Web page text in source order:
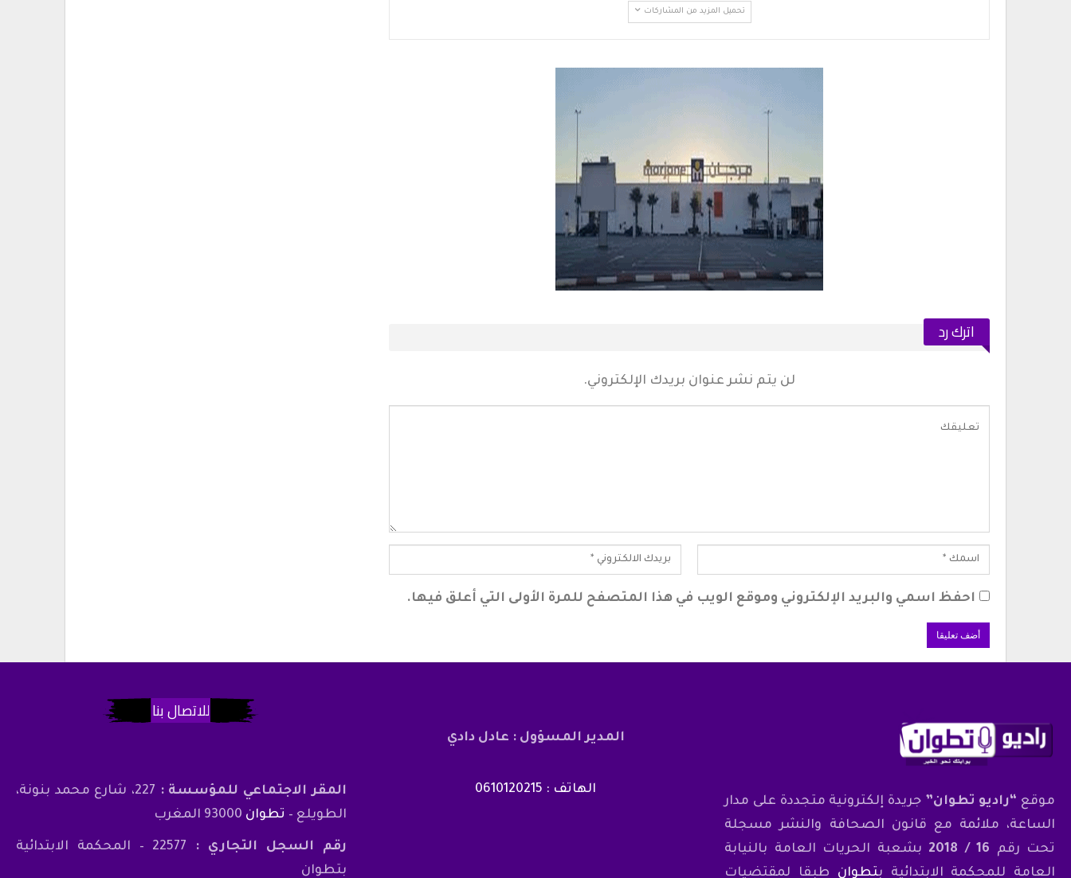
تحميل المزيد من المشاركات
اترك رد
لن يتم نشر عنوان بريدك الإلكتروني.
احفظ اسمي والبريد الإلكتروني وموقع الويب في هذا المتصفح للمرة الأولى التي أعلق فيها.
موقع “راديو تطوان” جريدة إلكترونية متجددة على مدار
الساعة، ملائمة مع قانون الصحافة والنشر مسجلة
تحت رقم 16 / 2018
بشعبة الحريات العامة بالنيابة
العامة للمحكمة الابتدائية بتطوان طبقا لمقتضيات
المدير المسؤول : عادل دادي
الهاتف : 0610120215
للاتصال بنا
المقر الاجتماعي للمؤسسة :
227، شارع محمد بنونة،
الطويلع – تطوان
رقم السجل التجاري :
22577 – المحكمة الابتدائية
بتطوان